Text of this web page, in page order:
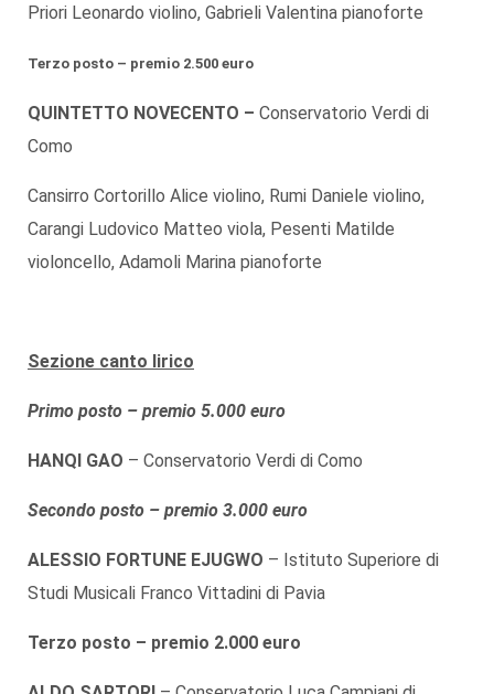
Priori Leonardo violino, Gabrieli Valentina pianoforte
Terzo posto – premio 2.500 euro
QUINTETTO NOVECENTO – Conservatorio Verdi di
Como
Cansirro Cortorillo Alice violino, Rumi Daniele violino,
Carangi Ludovico Matteo viola, Pesenti Matilde
violoncello, Adamoli Marina pianoforte
Sezione canto lirico
Primo posto – premio 5.000 euro
HANQI GAO – Conservatorio Verdi di Como
Secondo posto – premio 3.000 euro
ALESSIO FORTUNE EJUGWO – Istituto Superiore di
Studi Musicali Franco Vittadini di Pavia
Terzo posto – premio 2.000 euro